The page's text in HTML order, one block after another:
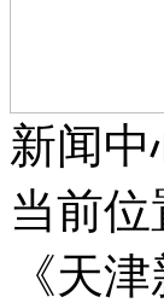
新闻中
当前位
《天